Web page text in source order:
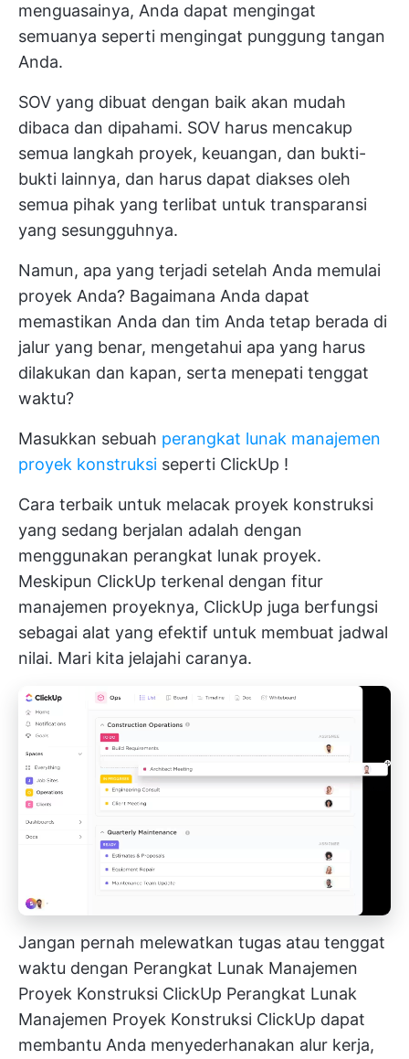
menguasainya, Anda dapat mengingat
semuanya seperti mengingat punggung tangan
Anda.
SOV yang dibuat dengan baik akan mudah
dibaca dan dipahami. SOV harus mencakup
semua langkah proyek, keuangan, dan bukti-
bukti lainnya, dan harus dapat diakses oleh
semua pihak yang terlibat untuk transparansi
yang sesungguhnya.
Namun, apa yang terjadi setelah Anda memulai
proyek Anda? Bagaimana Anda dapat
memastikan Anda dan tim Anda tetap berada di
jalur yang benar, mengetahui apa yang harus
dilakukan dan kapan, serta menepati tenggat
waktu?
Masukkan sebuah perangkat lunak manajemen
proyek konstruksi seperti ClickUp !
Cara terbaik untuk melacak proyek konstruksi
yang sedang berjalan adalah dengan
menggunakan perangkat lunak proyek.
Meskipun ClickUp terkenal dengan fitur
manajemen proyeknya, ClickUp juga berfungsi
sebagai alat yang efektif untuk membuat jadwal
nilai. Mari kita jelajahi caranya.
Jangan pernah melewatkan tugas atau tenggat
waktu dengan Perangkat Lunak Manajemen
Proyek Konstruksi ClickUp Perangkat Lunak
Manajemen Proyek Konstruksi ClickUp dapat
membantu Anda menyederhanakan alur kerja,